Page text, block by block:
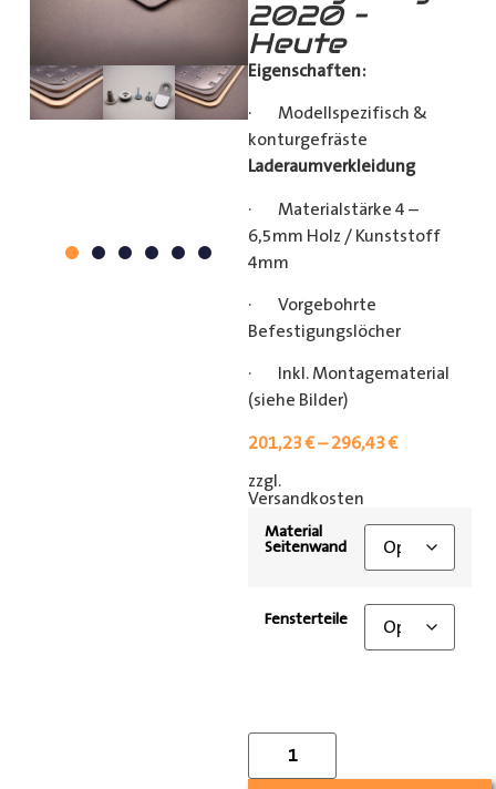
2020 –
Heute
Eigenschaften:
· Modellspezifisch &
konturgefräste
Laderaumverkleidung
· Materialstärke 4 –
6,5mm Holz / Kunststoff
4mm
· Vorgebohrte
Befestigungslöcher
· Inkl. Montagematerial
(siehe Bilder)
201,23€–296,43€
zzgl.
Versandkosten
Material
Seitenwand
Fensterteile